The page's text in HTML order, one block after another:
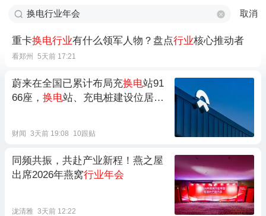
取消
重卡换电行业有什么领军人物？盘点行业核心推动者
看郑州 5天前 17:21
蔚来在全国已累计布局充换电站91
66座， 换电站、充电桩建设位居行
财闻 3天前 19:08 10跟贴
同频共振，共赴产业新程！燕之屋
出席2026年燕窝行业年会
泷清雅 3天前 12:22